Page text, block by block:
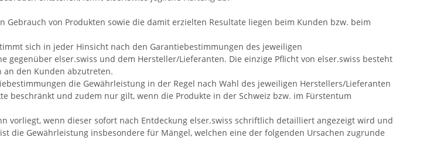
von Produkten sowie die damit erzielten Resultate liegen beim Kunden bzw. beim
sich in jeder Hinsicht nach den Garantiebestimmungen des jeweiligen
elser.swiss und dem Hersteller/Lieferanten. Die einzige Pflicht von elser.swiss besteht
den Kunden abzutreten.
die Gewährleistung in der Regel nach Wahl des jeweiligen Herstellers/Lieferanten
beschränkt und zudem nur gilt, wenn die Produkte in der Schweiz bzw. im Fürstentum
vorliegt, wenn dieser sofort nach Entdeckung elser.swiss schriftlich detailliert angezeigt wird und
die Gewährleistung insbesondere für Mängel, welchen eine der folgenden Ursachen zugrunde